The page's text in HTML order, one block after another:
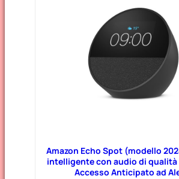
Amazon Echo Spot (modello
intelligente con audio di qualità
Accesso Anticipato ad